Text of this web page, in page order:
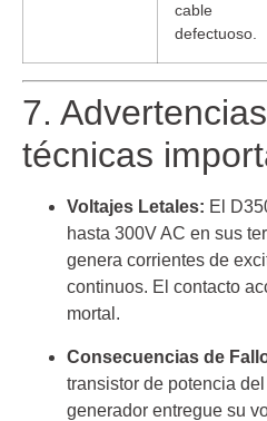
cable
defectuoso.
7.
técnicas
Voltajes Letales: El
hasta 300V AC en sus
genera corrientes de
continuos. El contacto
mortal.
Consecuencias de
transistor de potencia
generador entregue su